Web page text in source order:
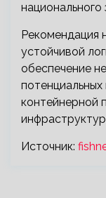
Рекомендация
устойчивой
обеспечение
контейнерной
Источник: